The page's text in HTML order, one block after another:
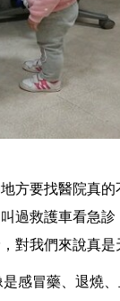
方要找醫院真
過救護車看急
對我們來說真是
感冒藥、退燒、